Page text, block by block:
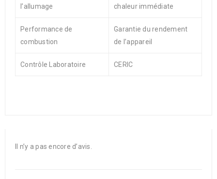
l’allumage
chaleur immédiate
Performance de
combustion
Garantie du rendement
de l’appareil
Contrôle Laboratoire CERIC
Il n’y a pas encore d’avis.